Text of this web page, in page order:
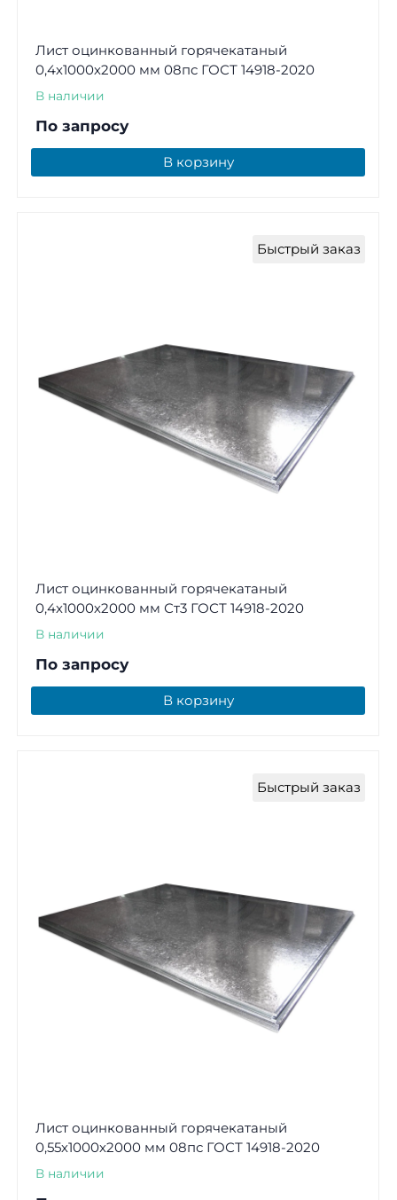
Лист оцинкованный горячекатаный
0,4х1000х2000 мм 08пс ГОСТ 14918-2020
В наличии
По запросу
В корзину
Быстрый заказ
Лист оцинкованный горячекатаный
0,4х1000х2000 мм Ст3 ГОСТ 14918-2020
В наличии
По запросу
В корзину
Быстрый заказ
Лист оцинкованный горячекатаный
0,55х1000х2000 мм 08пс ГОСТ 14918-2020
В наличии